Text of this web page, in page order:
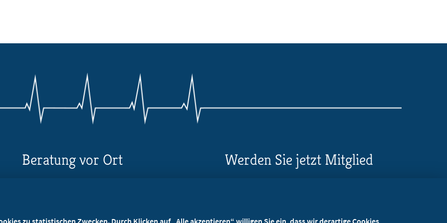
Beratung vor Ort Werden Sie jetzt Mitglied
zu statistischen Zwecken. Durch Klicken auf „Alle akzeptieren“ willigen Sie ein, dass wir derartige Cookies